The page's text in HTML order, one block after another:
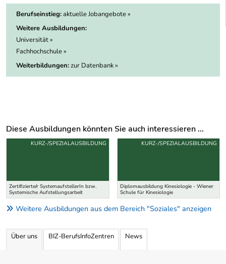
Berufseinstieg:aktuelle Jobangebote »
Weitere Ausbildungen:
Universität »
Fachhochschule »
Weiterbildungen:zur Datenbank »
Diese Ausbildungen könnten Sie auch interessieren ...
Uber weitere Ausbildungsvorschläge
Zertifizierte/r SystemaufstellerIn bzw.
Systemische Aufstellungsarbeit
KURZ-/SPEZIALAUSBILDUNG
Diplomausbildung Kinesiologie - Wiener
Schule für Kinesiologie
KURZ-/SPEZIALAUSBILDUNG
Weitere Ausbildungen aus dem Bereich "Soziales" anzeigen
Über uns BIZ-BerufsInfoZentren News